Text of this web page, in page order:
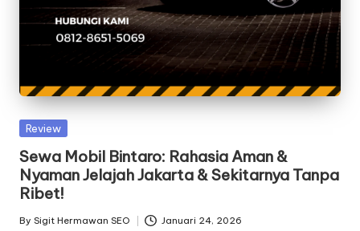
Posted
Review
Sewa Mobil Bintaro: Rahasia Aman &
Nyaman Jelajah Jakarta & Sekitarnya Tanpa
Ribet!
Posted
By Sigit Hermawan SEO Januari 24, 2026